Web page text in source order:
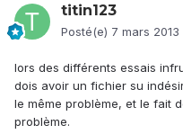
titin123
Posté(e) 7 mars 2013
lors des différents essais
dois avoir un fichier su
le même problème, et le fait
problème.